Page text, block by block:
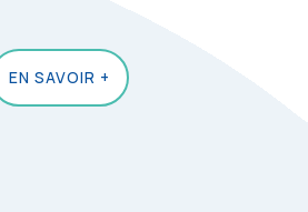
EN SAVOIR +